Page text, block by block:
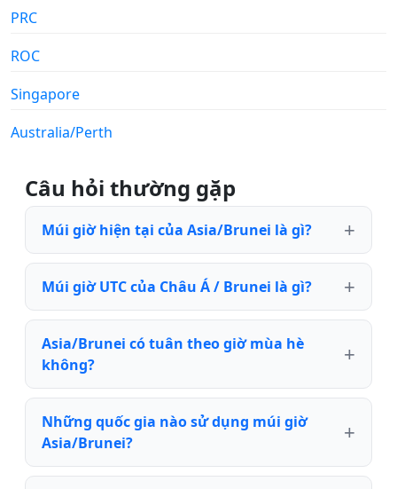
PRC
ROC
Singapore
Australia/Perth
Câu hỏi thường gặp
Múi giờ hiện tại của Asia/Brunei là gì?
Múi giờ UTC của Châu Á / Brunei là gì?
Asia/Brunei có tuân theo giờ mùa hè
không?
Những quốc gia nào sử dụng múi giờ
Asia/Brunei?